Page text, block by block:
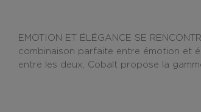
EMOTION ET ÉLÉGANCE SE
combinaison parfaite entre émotion et
entre les deux, Cobalt propose la